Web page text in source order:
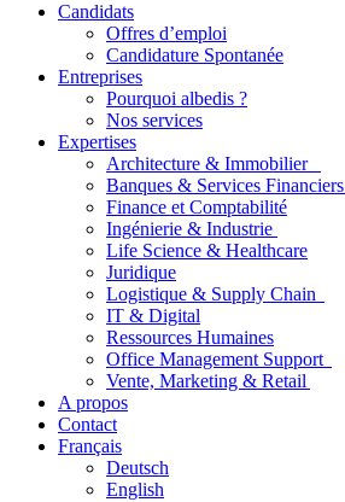
Candidats
Offres d’emploi
Candidature Spontanée
Entreprises
Pourquoi albedis ?
Nos services
Expertises
Architecture & Immobilier
Banques & Services Financiers
Finance et Comptabilité
Ingénierie & Industrie
Life Science & Healthcare
Juridique
Logistique & Supply Chain
IT & Digital
Ressources Humaines
Office Management Support
Vente, Marketing & Retail
A propos
Contact
Français
Deutsch
English